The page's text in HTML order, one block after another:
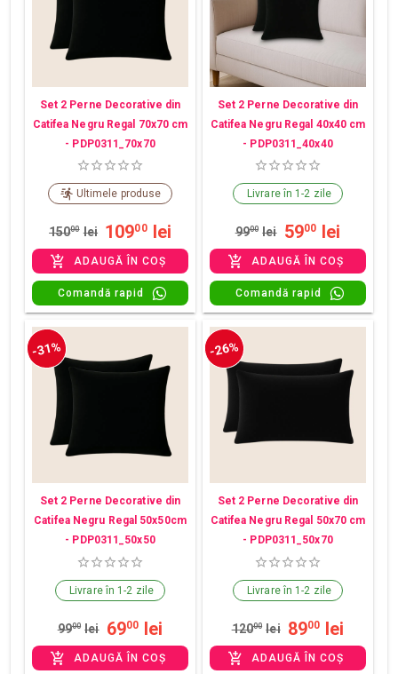
Set 2 Perne Decorative din
Catifea Negru Regal 70x70 cm
- PDP0311_70x70
Ultimele produse
15000 lei 10900 lei
ADAUGĂ ÎN COȘ
Comandă rapid
Set 2 Perne Decorative din
Catifea Negru Regal 40x40 cm
- PDP0311_40x40
Livrare în 1-2 zile
9900 lei 5900 lei
ADAUGĂ ÎN COȘ
Comandă rapid
-31%
Set 2 Perne Decorative din
Catifea Negru Regal 50x50cm
- PDP0311_50x50
Livrare în 1-2 zile
9900 lei 6900 lei
ADAUGĂ ÎN COȘ
-26%
Set 2 Perne Decorative din
Catifea Negru Regal 50x70 cm
- PDP0311_50x70
Livrare în 1-2 zile
12000 lei 8900 lei
ADAUGĂ ÎN COȘ